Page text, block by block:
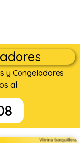
y Congeladores
al